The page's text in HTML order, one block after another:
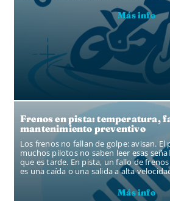
Más info
Frenos en pista: temperatura,
mantenimiento preventivo
Los frenos no fallan de golpe: avisan. El
muchos pilotos no saben leer esas
que es tarde. En pista, un fallo de
es una caída o una salida a alta
Más info